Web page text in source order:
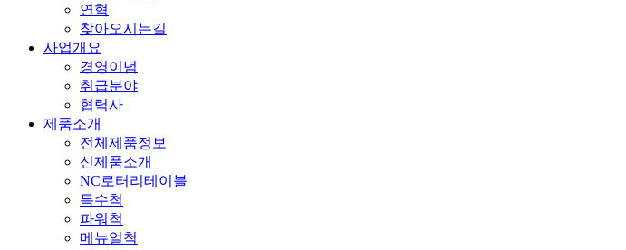
연혁
찾아오시는길
사업개요
경영이념
취급분야
협력사
제품소개
전체제품정보
신제품소개
NC로터리테이블
특수척
파워척
메뉴얼척